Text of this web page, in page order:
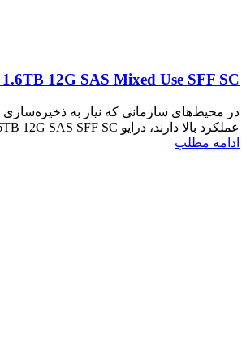
12G SAS Mixed Use SFF SC
در محیط‌های سازمانی که نیاز به ذخیره‌سازی
عملکرد بالا دارند، درایو HPE 1.6TB 12G SAS SFF SC ب...
ادامه مطلب